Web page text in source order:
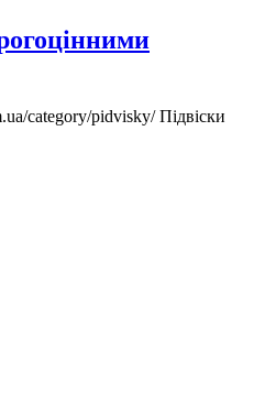
category/pidvisky/Підвіски